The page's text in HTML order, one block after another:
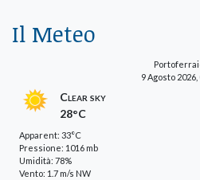
Il Meteo
9 Agosto 2026,
Clear sky
28°C
Apparent: 33°C
Pressione: 1016 mb
Umidità: 78%
Vento: 1.7 m/s NW